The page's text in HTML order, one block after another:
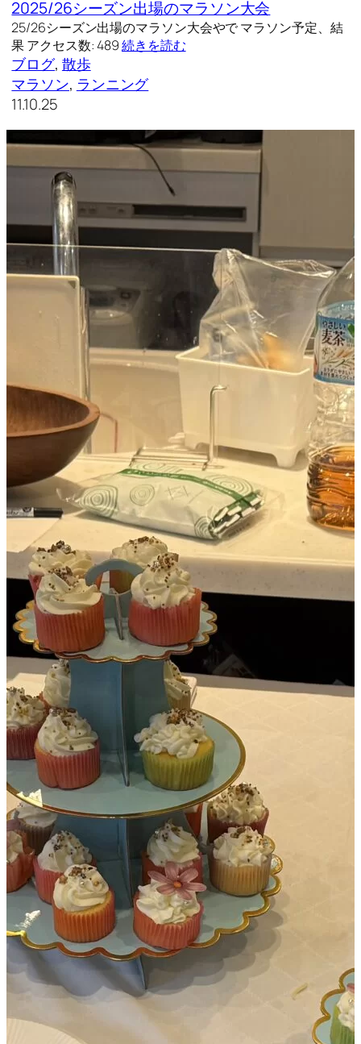
2025/26シーズン出場のマラソン大会
25/26シーズン出場のマラソン大会やで マラソン予定、結
果 アクセス数: 489続きを読む
ブログ, 散歩
マラソン, ランニング
11.10.25